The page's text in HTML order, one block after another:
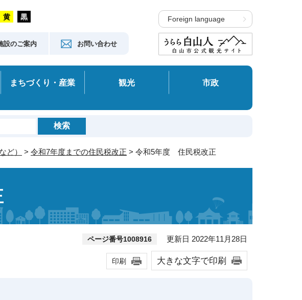
設のご案内 お問い合わせ
Foreign language
まちづくり・産業 観光 市政
ど） > 令和7年度までの住民税改正 > 令和5年度 住民税改正
ページ番号1008916 更新日 2022年11月28日
印刷 大きな文字で印刷